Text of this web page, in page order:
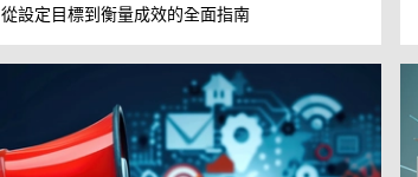
從設定目標到衡量成效的全面指南